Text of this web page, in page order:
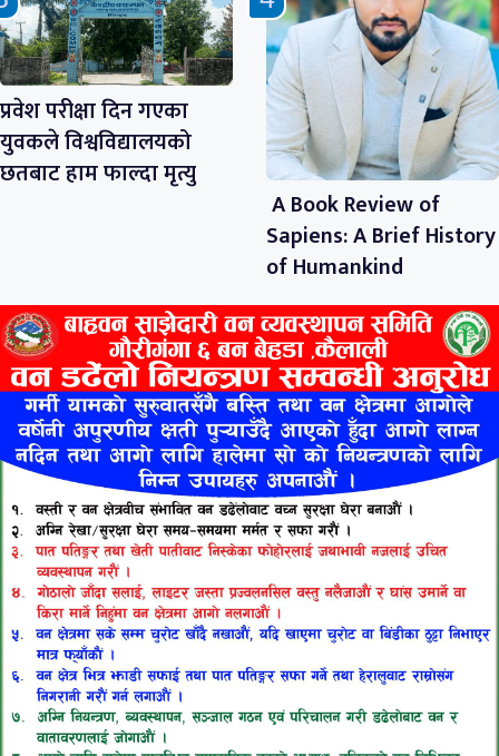
प्रवेश परीक्षा दिन गएका
युवकले विश्वविद्यालयको
छतबाट हाम फाल्दा मृत्यु
A Book Review of
Sapiens: A Brief History
of Humankind